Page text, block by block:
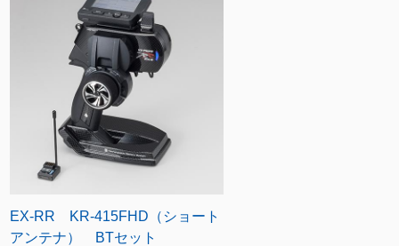
EX-RR KR-415FHD（ショート
アンテナ） BTセット